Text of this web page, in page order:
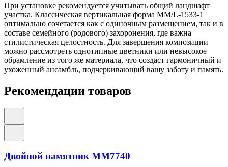
При установке рекомендуется учитывать общий ландшафт
участка. Классическая вертикальная форма ММ/L-1533-1
оптимально сочетается как с одиночным размещением, так и в
составе семейного (родового) захоронения, где важна
стилистическая целостность. Для завершения композиции
можно рассмотреть однотипные цветники или невысокое
обрамление из того же материала, что создаст гармоничный и
ухоженный ансамбль, подчеркивающий вашу заботу и память.
Рекомендации товаров
Двойной памятник ММ7740